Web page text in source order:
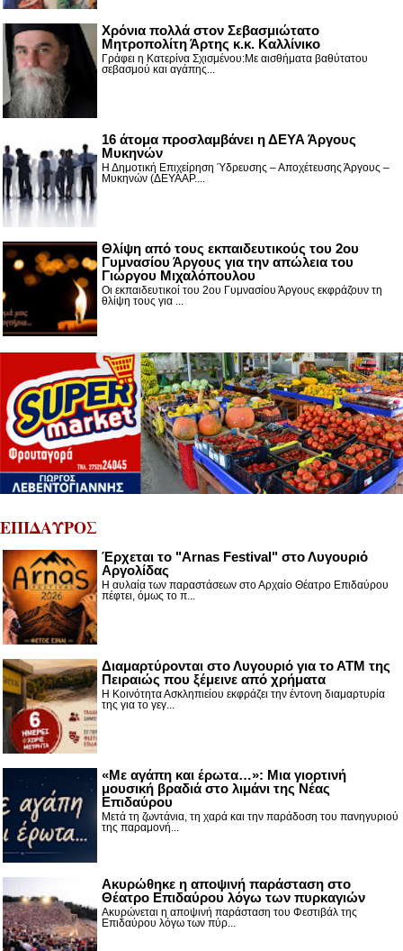
Χρόνια πολλά στον Σεβασμιώτατο
Μητροπολίτη Άρτης κ.κ. Καλλίνικο
Γράφει η Κατερίνα Σχισμένου:Με αισθήματα βαθύτατου
σεβασμού και αγάπης...
16 άτομα προσλαμβάνει η ΔΕΥΑ Άργους
Μυκηνών
Η Δημοτική Επιχείρηση Ύδρευσης – Αποχέτευσης Άργους –
Μυκηνών (ΔΕΥΑΑΡ....
Θλίψη από τους εκπαιδευτικούς του 2ου
Γυμνασίου Άργους για την απώλεια του
Γιώργου Μιχαλόπουλου
Οι εκπαιδευτικοί του 2ου Γυμνασίου Άργους εκφράζουν τη
θλίψη τους για ...
ΕΠΙΔΑΥΡΟΣ
Έρχεται το "Arnas Festival" στο Λυγουριό
Αργολίδας
Η αυλαία των παραστάσεων στο Αρχαίο Θέατρο Επιδαύρου
πέφτει, όμως το π...
Διαμαρτύρονται στο Λυγουριό για το ΑΤΜ της
Πειραιώς που ξέμεινε από χρήματα
Η Κοινότητα Ασκληπιείου εκφράζει την έντονη διαμαρτυρία
της για το γεγ...
«Με αγάπη και έρωτα…»: Μια γιορτινή
μουσική βραδιά στο λιμάνι της Νέας
Επιδαύρου
Μετά τη ζωντάνια, τη χαρά και την παράδοση του πανηγυριού
της παραμονή...
Ακυρώθηκε η αποψινή παράσταση στο
Θέατρο Επιδαύρου λόγω των πυρκαγιών
Ακυρώνεται η αποψινή παράσταση του Φεστιβάλ της
Επιδαύρου λόγω των πύρ...